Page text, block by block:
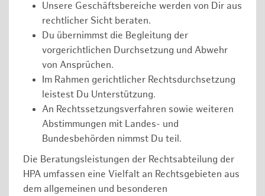
Unsere Geschäftsbereiche werden von Dir aus
rechtlicher Sicht beraten.
Du übernimmst die Begleitung der
vorgerichtlichen Durchsetzung und Abwehr
von Ansprüchen.
Im Rahmen gerichtlicher Rechtsdurchsetzung
leistest Du Unterstützung.
An Rechtssetzungsverfahren sowie weiteren
Abstimmungen mit Landes- und
Bundesbehörden nimmst Du teil.
Die Beratungsleistungen der Rechtsabteilung der
HPA umfassen eine Vielfalt an Rechtsgebieten aus
dem allgemeinen und besonderen